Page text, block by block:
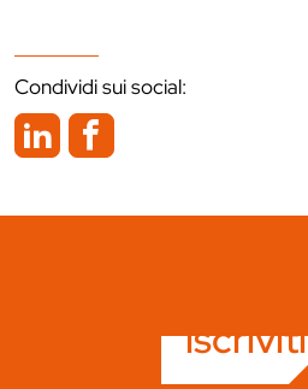
Condividi sui social:
iscriviti